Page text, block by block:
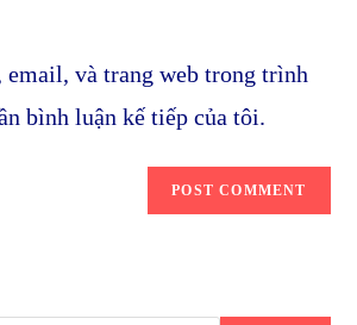
email, và trang web trong trình
bình luận kế tiếp của tôi.